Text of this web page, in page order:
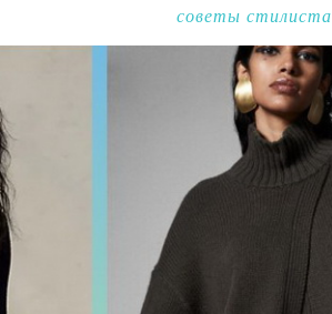
советы стилиста